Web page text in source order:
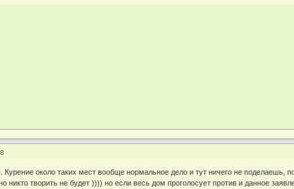
Курение около таких мест вообще нормальное дело и тут ничего не поделаешь,
никто творить не будет )))) но если весь дом проголосует против и данное